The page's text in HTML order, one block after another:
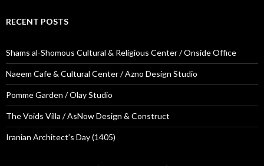
RECENT POSTS
Shams al-Shomous Cultural & Religious Center / Onside Office
Naeem Cafe & Cultural Center / Azno Design Studio
Pomme Garden / Olay Studio
The Voids Villa / AsNow Design & Construct
Iranian Architect’s Day (1405)